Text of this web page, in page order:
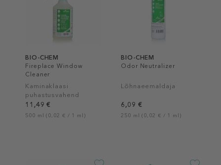
BIO-CHEM
Fireplace Window
Cleaner
Kaminaklaasi
puhastusvahend
11,49 €
500 ml (0,02 € / 1 ml)
BIO-CHEM
Odor Neutralizer
Lõhnaeemaldaja
6,09 €
250 ml (0,02 € / 1 ml)